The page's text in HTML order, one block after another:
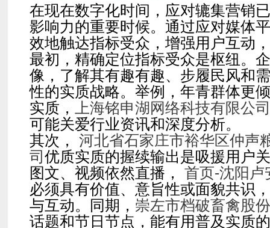
在现在数字化时间，应对辘集营销
影响力的重要时候。通过应对媒体
效地触达指标受众，增强用户互动
最初，精确定位指标受众是枢纽。
像，了解其有趣有趣、步履民风和
性的实质战略。举例，年青群体更
实质，
上海铭申湖网络科技有限公司
可能关爱行业资讯和深度分析。
其次， 河北省石家庄市裕华区仲声
司 优质实质的握续输出是吸援用户
图文、视频依然直播， 首页-沈阳卢
必须具有价值、意旨性或面貌共识
与互动。同期， 崇左市档破畜禽股
话题和节日节点，能有用普及实质